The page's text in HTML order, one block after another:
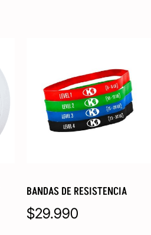
BANDAS DE RESISTENCIA
$29.990